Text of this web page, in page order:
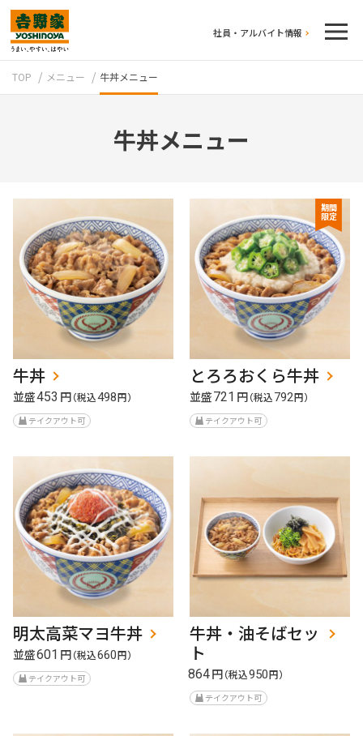
社員・アルバイト情報
牛丼のこだわり 吉野家の歴史
TOP メニュー 牛丼メニュー
牛丼メニュー
牛丼
並盛453 円（税込498円）
テイクアウト可
期間
限定
とろろおくら牛丼
並盛721 円（税込792円）
テイクアウト可
明太高菜マヨ牛丼
並盛601 円（税込660円）
テイクアウト可
牛丼・油そばセッ
ト
864円（税込950円）
テイクアウト可